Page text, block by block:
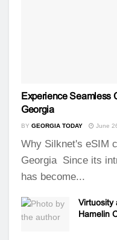
Experience Seamless
Georgia
BY GEORGIA TODAY June
Why Silknet's eSIM
Georgia Since its
has become...
Virtuosity
Hamelin